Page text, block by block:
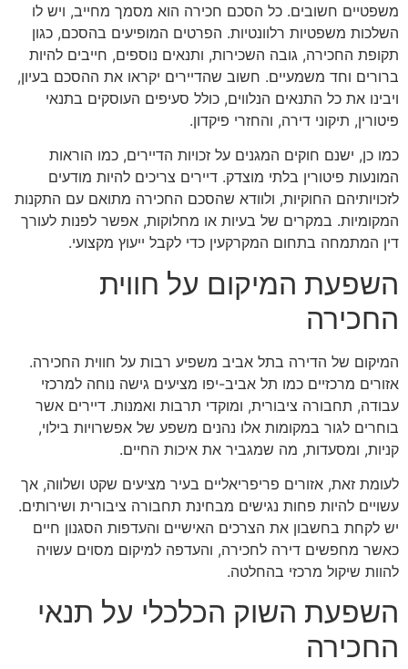
משפטיים חשובים. כל הסכם חכירה הוא מסמך מחייב, ויש לו
השלכות משפטיות רלוונטיות. הפרטים המופיעים בהסכם, כגון
תקופת החכירה, גובה השכירות, ותנאים נוספים, חייבים להיות
ברורים וחד משמעיים. חשוב שהדיירים יקראו את ההסכם בעיון,
ויבינו את כל התנאים הנלווים, כולל סעיפים העוסקים בתנאי
פיטורין, תיקוני דירה, והחזרי פיקדון.
כמו כן, ישנם חוקים המגנים על זכויות הדיירים, כמו הוראות
המונעות פיטורין בלתי מוצדק. דיירים צריכים להיות מודעים
לזכויותיהם החוקיות, ולוודא שהסכם החכירה מתואם עם התקנות
המקומיות. במקרים של בעיות או מחלוקות, אפשר לפנות לעורך
דין המתמחה בתחום המקרקעין כדי לקבל ייעוץ מקצועי.
השפעת המיקום על חווית
החכירה
המיקום של הדירה בתל אביב משפיע רבות על חווית החכירה.
אזורים מרכזיים כמו תל אביב-יפו מציעים גישה נוחה למרכזי
עבודה, תחבורה ציבורית, ומוקדי תרבות ואמנות. דיירים אשר
בוחרים לגור במקומות אלו נהנים משפע של אפשרויות בילוי,
קניות, ומסעדות, מה שמגביר את איכות החיים.
לעומת זאת, אזורים פריפריאליים בעיר מציעים שקט ושלווה, אך
עשויים להיות פחות נגישים מבחינת תחבורה ציבורית ושירותים.
יש לקחת בחשבון את הצרכים האישיים והעדפות הסגנון חיים
כאשר מחפשים דירה לחכירה, והעדפה למיקום מסוים עשויה
להוות שיקול מרכזי בהחלטה.
השפעת השוק הכלכלי על תנאי
החכירה